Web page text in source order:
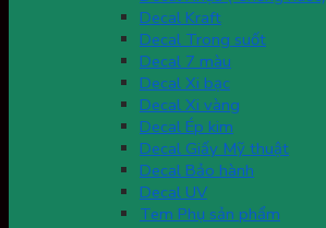
Decal Kraft
Decal Trong suốt
Decal 7 màu
Decal Xi bạc
Decal Xi vàng
Decal Ép kim
Decal Giấy Mỹ thuật
Decal Bảo hành
Decal UV
Tem Phụ sản phẩm